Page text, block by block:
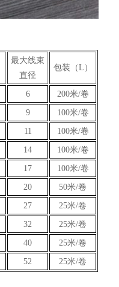
最大线束
直径
包装（L）
6 200米/卷
9 100米/卷
11 100米/卷
14 100米/卷
17 100米/卷
20 50米/卷
27 25米/卷
32 25米/卷
40 25米/卷
52 25米/卷